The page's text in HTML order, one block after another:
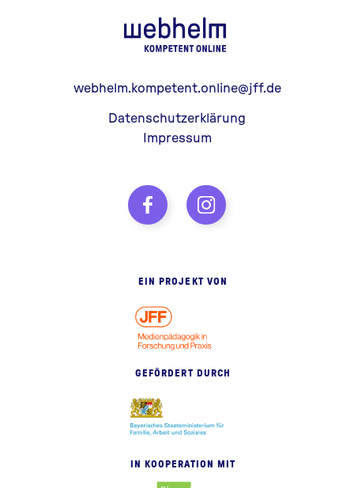
webhelm.kompetent.online@jff.de
Datenschutzerklärung
Impressum
EIN PROJEKT VON
GEFÖRDERT DURCH
IN KOOPERATION MIT